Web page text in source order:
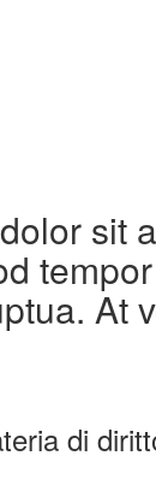
sit
At
di